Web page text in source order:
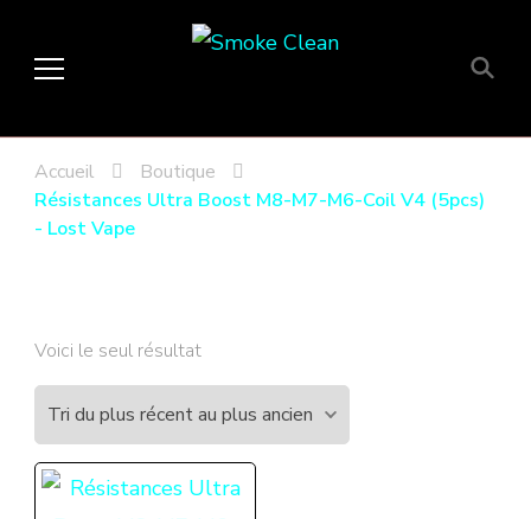
Smoke Clean
Accueil
Boutique
Résistances Ultra Boost M8-M7-M6-Coil V4 (5pcs)
- Lost Vape
Voici le seul résultat